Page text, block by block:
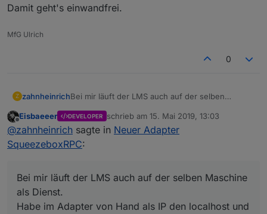
squeezeboxrpc.0
squeezeboxrpc.0
2019-05-15 14:09:25.763 info
Damit geht's einwandfrei.
MfG Ulrich
0
Z zahnheinrichBei mir läuft der LMS auch auf der selben
Habe im Adapter von Hand als IP den localhost
und als Port 9002.
Damit geht's einwandfrei.
Offline
Eisbaeeer DEVELOPER schrieb am 15. Mai 2019, 13:03
zuletzt editiert von
@zahnheinrich sagte in Neuer Adapter
SqueezeboxRPC:
Bei mir läuft der LMS auch auf der selben Maschine
als Dienst.
Habe im Adapter von Hand als IP den localhost und